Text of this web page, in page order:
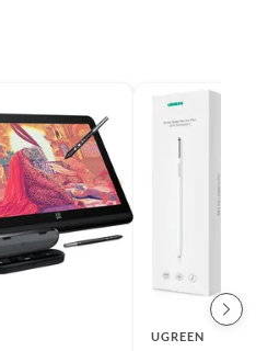
UGREEN